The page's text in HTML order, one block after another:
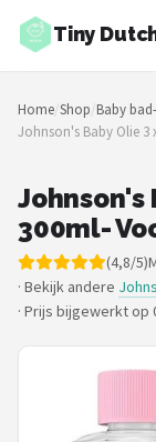
Tiny
Zoeken
NAVIGATIE
Merken
Blog
Speelgoed
Knuffel
Home/Shop/Baby
Johnson's Baby Olie
Johnson's
300ml-
(4,8/5)
· Bekijk andere
· Prijs bijgewerkt op